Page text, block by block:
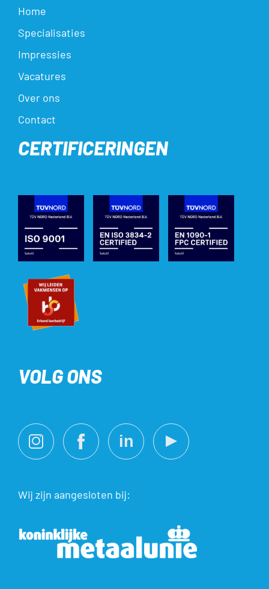
Home
Specialisaties
Impressies
Vacatures
Over ons
Contact
CERTIFICERINGEN
VOLG ONS
Wij zijn aangesloten bij: